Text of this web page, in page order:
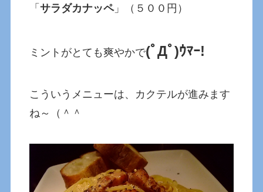
「サラダカナッペ」（５００円）
ミントがとても爽やかで(ﾟДﾟ)ｳﾏｰ!
こういうメニューは、カクテルが進みます
ね～（＾＾